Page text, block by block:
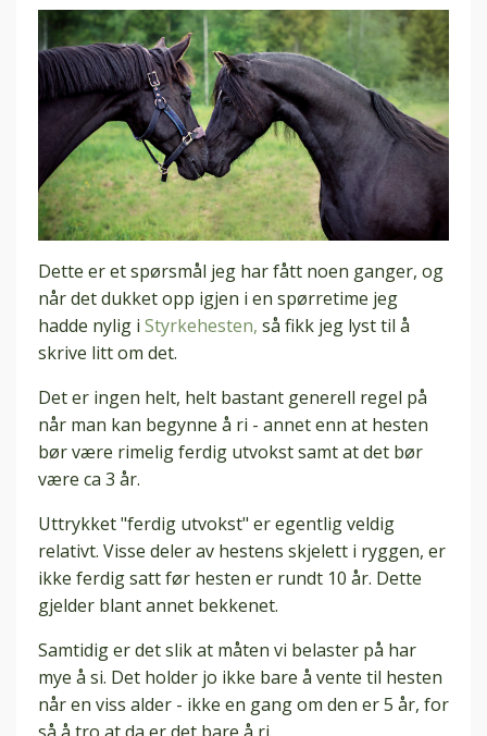
Dette er et spørsmål jeg har fått noen ganger, og
når det dukket opp igjen i en spørretime jeg
hadde nylig i Styrkehesten, så fikk jeg lyst til å
skrive litt om det.
Det er ingen helt, helt bastant generell regel på
når man kan begynne å ri - annet enn at hesten
bør være rimelig ferdig utvokst samt at det bør
være ca 3 år.
Uttrykket "ferdig utvokst" er egentlig veldig
relativt. Visse deler av hestens skjelett i ryggen, er
ikke ferdig satt før hesten er rundt 10 år. Dette
gjelder blant annet bekkenet.
Samtidig er det slik at måten vi belaster på har
mye å si. Det holder jo ikke bare å vente til hesten
når en viss alder - ikke en gang om den er 5 år, for